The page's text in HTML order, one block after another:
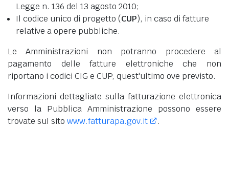
Legge n. 136 del 13 agosto 2010;
Il codice unico di progetto (CUP), in caso di fatture
relative a opere pubbliche.
Le Amministrazioni non potranno procedere al
pagamento delle fatture elettroniche che non
riportano i codici CIG e CUP, quest'ultimo ove previsto.
Informazioni dettagliate sulla fatturazione elettronica
verso la Pubblica Amministrazione possono essere
trovate sul sito www.fatturapa.gov.it .